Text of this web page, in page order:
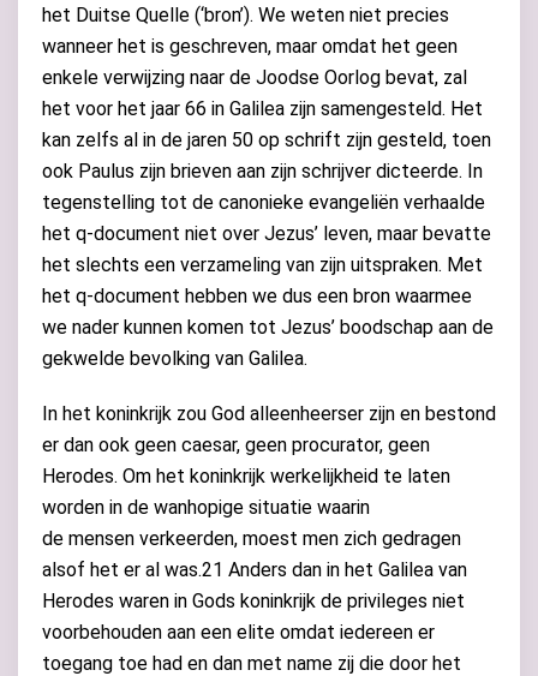
het Duitse Quelle (‘bron’). We weten niet precies
wanneer het is geschreven, maar omdat het geen
enkele verwijzing naar de Joodse Oorlog bevat, zal
het voor het jaar 66 in Galilea zijn samengesteld. Het
kan zelfs al in de jaren 50 op schrift zijn gesteld, toen
ook Paulus zijn brieven aan zijn schrijver dicteerde. In
tegenstelling tot de canonieke evangeliën verhaalde
het q-document niet over Jezus’ leven, maar bevatte
het slechts een verzameling van zijn uitspraken. Met
het q-document hebben we dus een bron waarmee
we nader kunnen komen tot Jezus’ boodschap aan de
gekwelde bevolking van Galilea.
In het koninkrijk zou God alleenheerser zijn en bestond
er dan ook geen caesar, geen procurator, geen
Herodes. Om het koninkrijk werkelijkheid te laten
worden in de wanhopige situatie waarin
de mensen verkeerden, moest men zich gedragen
alsof het er al was.21 Anders dan in het Galilea van
Herodes waren in Gods koninkrijk de privileges niet
voorbehouden aan een elite omdat iedereen er
toegang toe had en dan met name zij die door het